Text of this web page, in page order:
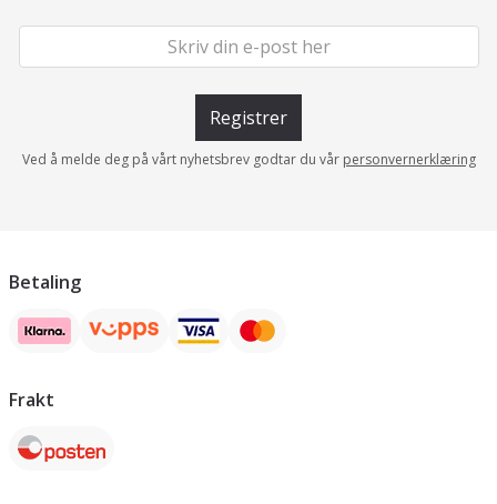
Registrer
Ved å melde deg på vårt nyhetsbrev godtar du vår personvernerklæring
Betaling
Frakt